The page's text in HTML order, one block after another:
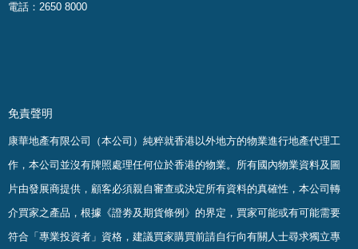
電話：2650 8000
免責聲明
康華地產有限公司（本公司）純粹就香港以外地方的物業進行地產代理工
作，本公司並沒有牌照處理任何位於香港的物業。 所有國內物業資料及圖
片由發展商提供，顧客必須親自審查或決定所有資料的真確性 ， 本公司轉
介買家之產品，根據《證劵及期貨條例》的界定，買家可能或有可能需要
符合「專業投資者」資格，建議買家購買前請自行向有關人士尋求獨立專